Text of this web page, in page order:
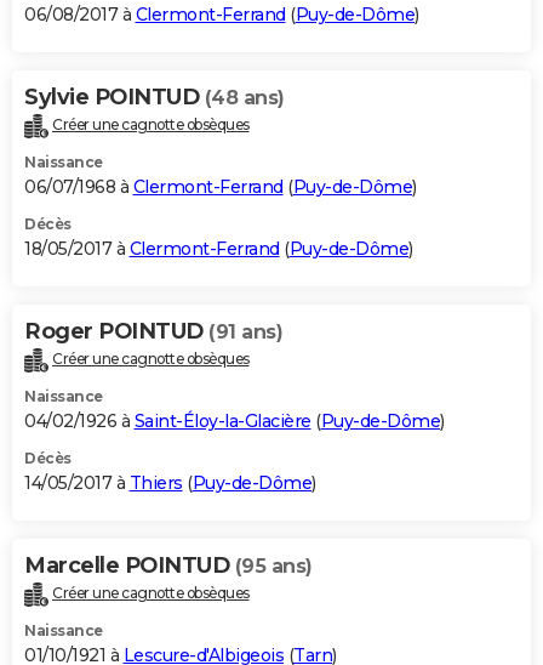
06/08/2017 à Clermont-Ferrand (Puy-de-Dôme)
Sylvie POINTUD (48 ans)
Créer une cagnotte obsèques
Naissance
06/07/1968 à Clermont-Ferrand (Puy-de-Dôme)
Décès
18/05/2017 à Clermont-Ferrand (Puy-de-Dôme)
Roger POINTUD (91 ans)
Créer une cagnotte obsèques
Naissance
04/02/1926 à Saint-Éloy-la-Glacière (Puy-de-Dôme)
Décès
14/05/2017 à Thiers (Puy-de-Dôme)
Marcelle POINTUD (95 ans)
Créer une cagnotte obsèques
Naissance
01/10/1921 à Lescure-d'Albigeois (Tarn)